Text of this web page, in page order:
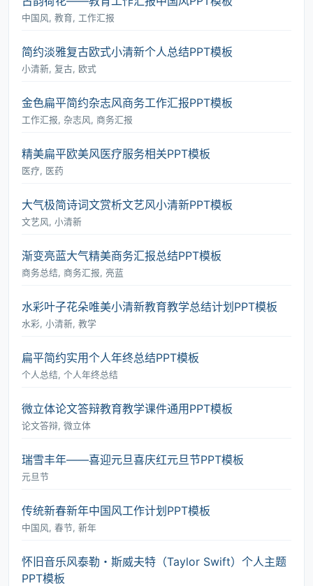
中国风, 教育, 工作汇报
简约淡雅复古欧式小清新个人总结PPT模板
小清新, 复古, 欧式
金色扁平简约杂志风商务工作汇报PPT模板
工作汇报, 杂志风, 商务汇报
精美扁平欧美风医疗服务相关PPT模板
医疗, 医药
大气极简诗词文赏析文艺风小清新PPT模板
文艺风, 小清新
渐变亮蓝大气精美商务汇报总结PPT模板
商务总结, 商务汇报, 亮蓝
水彩叶子花朵唯美小清新教育教学总结计划PPT模板
水彩, 小清新, 教学
扁平简约实用个人年终总结PPT模板
个人总结, 个人年终总结
微立体论文答辩教育教学课件通用PPT模板
论文答辩, 微立体
瑞雪丰年――喜迎元旦喜庆红元旦节PPT模板
元旦节
传统新春新年中国风工作计划PPT模板
中国风, 春节, 新年
怀旧音乐风泰勒・斯威夫特（Taylor Swift）个人主题
PPT模板